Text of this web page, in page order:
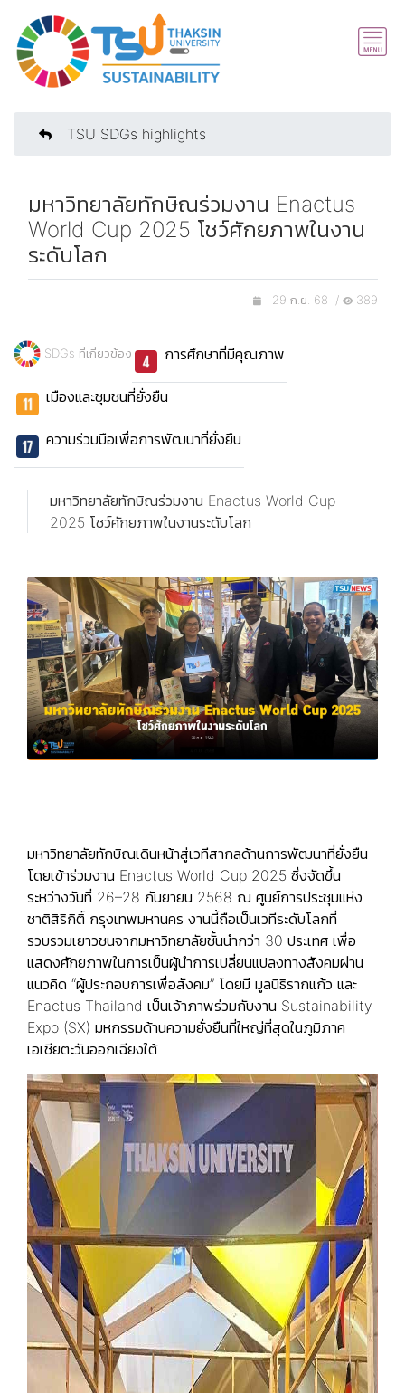
TSU SDGs highlights
มหาวิทยาลัยทักษิณร่วมงาน Enactus
World Cup 2025 โชว์ศักยภาพในงาน
ระดับโลก
29 ก.ย. 68 / 389
SDGs ที่เกี่ยวข้อง การศึกษาที่มีคุณภาพ
เมืองและชุมชนที่ยั่งยืน
ความร่วมมือเพื่อการพัฒนาที่ยั่งยืน
มหาวิทยาลัยทักษิณร่วมงาน Enactus World Cup
2025 โชว์ศักยภาพในงานระดับโลก
มหาวิทยาลัยทักษิณเดินหน้าสู่เวทีสากลด้านการพัฒนาที่ยั่งยืน
โดยเข้าร่วมงาน Enactus World Cup 2025 ซึ่งจัดขึ้น
ระหว่างวันที่ 26–28 กันยายน 2568 ณ ศูนย์การประชุมแห่ง
ชาติสิริกิติ์ กรุงเทพมหานคร งานนี้ถือเป็นเวทีระดับโลกที่
รวบรวมเยาวชนจากมหาวิทยาลัยชั้นนำกว่า 30 ประเทศ เพื่อ
แสดงศักยภาพในการเป็นผู้นำการเปลี่ยนแปลงทางสังคมผ่าน
แนวคิด “ผู้ประกอบการเพื่อสังคม” โดยมี มูลนิธิรากแก้ว และ
Enactus Thailand เป็นเจ้าภาพร่วมกับงาน Sustainability
Expo (SX) มหกรรมด้านความยั่งยืนที่ใหญ่ที่สุดในภูมิภาค
เอเชียตะวันออกเฉียงใต้